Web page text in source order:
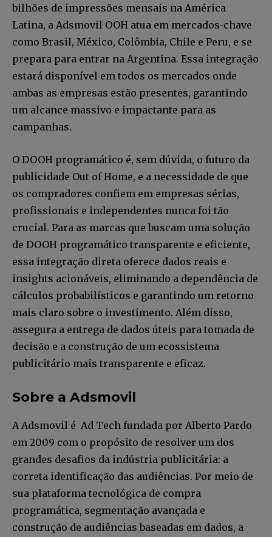
bilhões de impressões mensais na América
Latina, a Adsmovil OOH atua em mercados-chave
como Brasil, México, Colômbia, Chile e Peru, e se
prepara para entrar na Argentina. Essa integração
estará disponível em todos os mercados onde
ambas as empresas estão presentes, garantindo
um alcance massivo e impactante para as
campanhas.
O DOOH programático é, sem dúvida, o futuro da
publicidade Out of Home, e a necessidade de que
os compradores confiem em empresas sérias,
profissionais e independentes nunca foi tão
crucial. Para as marcas que buscam uma solução
de DOOH programático transparente e eficiente,
essa integração direta oferece dados reais e
insights acionáveis, eliminando a dependência de
cálculos probabilísticos e garantindo um retorno
mais claro sobre o investimento. Além disso,
assegura a entrega de dados úteis para tomada de
decisão e a construção de um ecossistema
publicitário mais transparente e eficaz.
Sobre a Adsmovil
A Adsmovil é Ad Tech fundada por Alberto Pardo
em 2009 com o propósito de resolver um dos
grandes desafios da indústria publicitária: a
correta identificação das audiências. Por meio de
sua plataforma tecnológica de compra
programática, segmentação avançada e
construção de audiências baseadas em dados, a